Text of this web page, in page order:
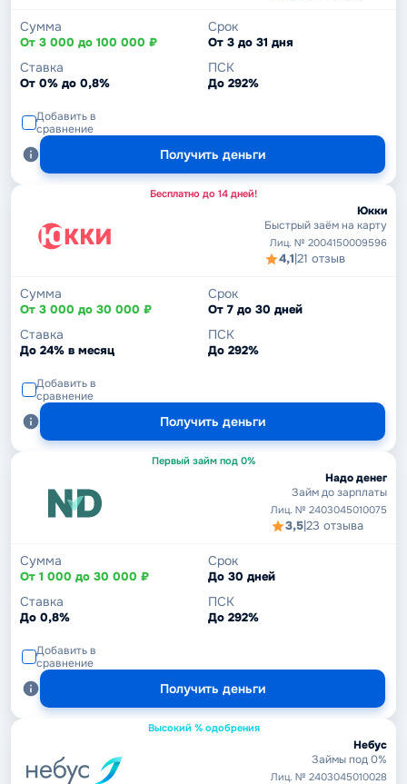
Сумма
От 3 000 до 100 000 ₽
Срок
От 3 до 31 дня
Ставка
От 0% до 0,8%
ПСК
До 292%
Добавить в
сравнение
Получить деньги
Бесплатно до 14 дней!
Юкки
Быстрый заём на карту
Лиц. № 2004150009596
4,1|21 отзыв
Сумма
От 3 000 до 30 000 ₽
Срок
От 7 до 30 дней
Ставка
До 24% в месяц
ПСК
До 292%
Добавить в
сравнение
Получить деньги
Первый займ под 0%
Надо денег
Займ до зарплаты
Лиц. № 2403045010075
3,5|23 отзыва
Сумма
От 1 000 до 30 000 ₽
Срок
До 30 дней
Ставка
До 0,8%
ПСК
До 292%
Добавить в
сравнение
Получить деньги
Высокий % одобрения
Небус
Займы под 0%
Лиц. № 2403045010028